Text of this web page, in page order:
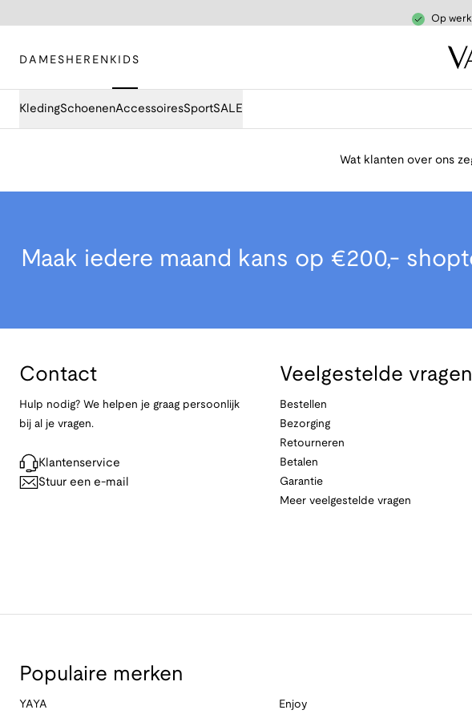
Op
DAMES HEREN KIDS
KledingSchoenenAccessoiresSportSALE
Wat klanten over ons
Maak iedere maand kans op €200,-
Contact
Hulp nodig? We helpen je graag persoonlijk
bij al je vragen.
Klantenservice
Stuur een e-mail
Veelgestelde vragen
Bestellen
Bezorging
Retourneren
Betalen
Garantie
Meer veelgestelde vragen
Populaire merken
YAYA Enjoy